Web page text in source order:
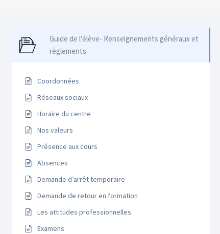
Guide de l'élève- Renseignements généraux et
règlements
Coordonnées
Réseaux sociaux
Horaire du centre
Nos valeurs
Présence aux cours
Absences
Demande d’arrêt temporaire
Demande de retour en formation
Les attitudes professionnelles
Examens